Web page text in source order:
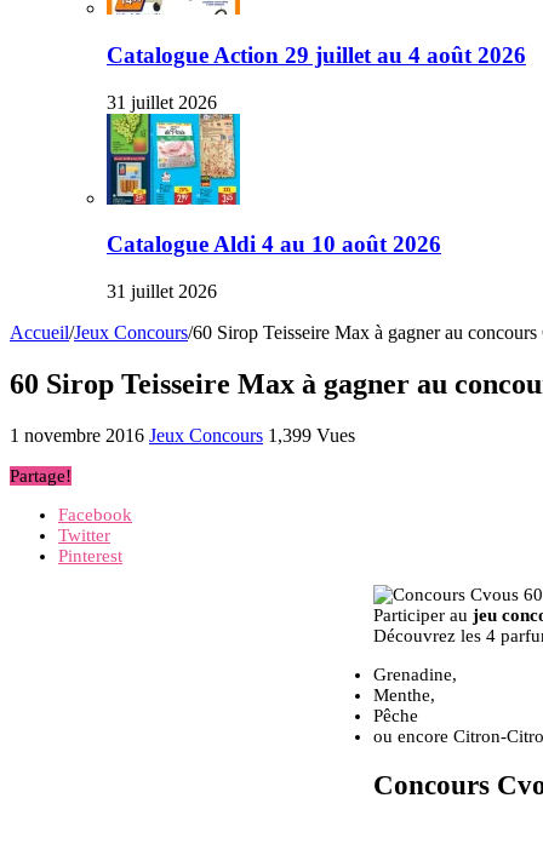
Catalogue Action 29 juillet au 4 août 2026
31 juillet 2026
Catalogue Aldi 4 au 10 août 2026
31 juillet 2026
Accueil/Jeux Concours/60 Sirop Teisseire Max à gagner au
60 Sirop Teisseire Max à gagner au
1 novembre 2016 Jeux Concours 1,399 Vues
Partage!
Facebook
Twitter
Pinterest
Participer au jeu
Découvrez les 4
Grenadine,
Menthe,
Pêche
ou encore Citron-
Concours